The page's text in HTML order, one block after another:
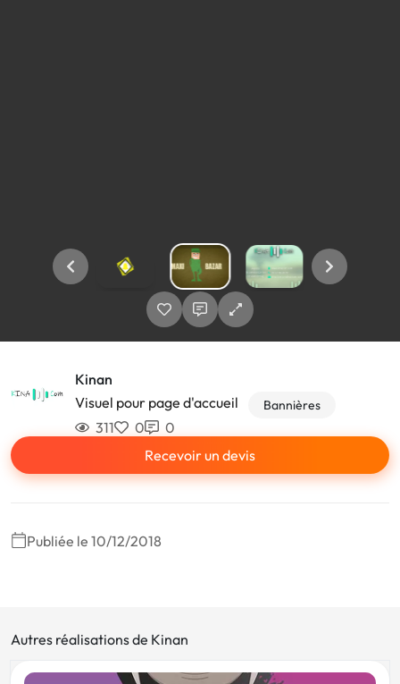
Kinan
Visuel pour page d'accueil
Bannières
311 0
0
Recevoir un devis
Publiée le 10/12/2018
Autres réalisations de Kinan